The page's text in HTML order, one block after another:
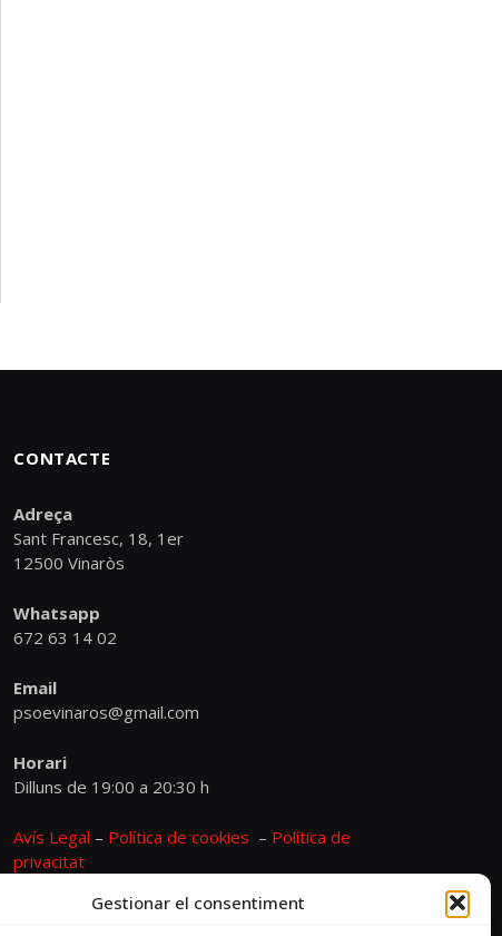
Gestionar el consentiment
CONTACTE
Adreça
Sant Francesc, 18, 1er
12500 Vinaròs
Whatsapp
672 63 14 02
Email
psoevinaros@gmail.com
Horari
Dilluns de 19:00 a 20:30 h
Avís Legal – Política de cookies – Política de
privacitat